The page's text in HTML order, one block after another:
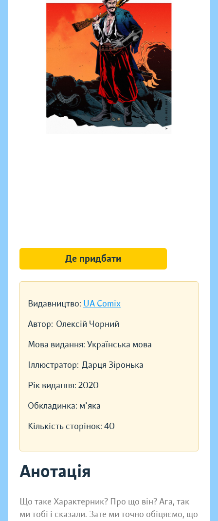
Видавництво: UA Comix
Автор: Олексій Чорний
Мова видання: Українська мова
Іллюстратор: Дарця Зіронька
Рік видання: 2020
Обкладинка: м'яка
Кількість сторінок: 40
Анотація
Що таке Характерник? Про що він? Ага, так
ми тобі і сказали. Зате ми точно обіцяємо, що
Де придбати